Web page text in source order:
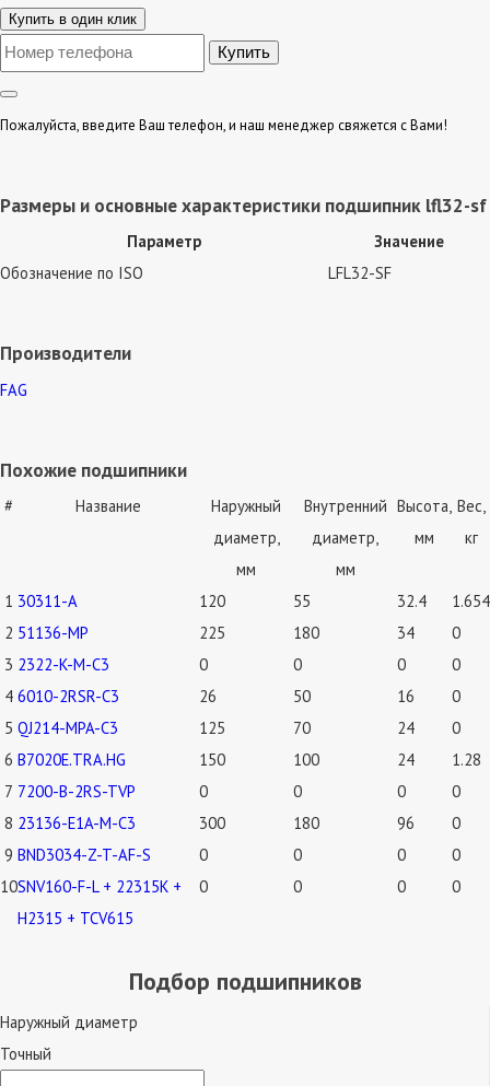
Купить в один клик
Пожалуйста, введите Ваш телефон, и наш менеджер свяжется с Вами!
Размеры и основные характеристики подшипник lfl32-sf
Параметр
Значение
Обозначение по ISO
LFL32-SF
Производители
FAG
Похожие подшипники
# Название
Наружный
диаметр,
мм
Внутренний
диаметр,
мм
Высота,
мм
Вес,
кг
1 30311-A 120 55 32.4
1.654
2 51136-MP 225 180 34
0
3 2322-K-M-C3 0 0 0
0
4 6010-2RSR-C3 26 50 16
0
5 QJ214-MPA-C3 125 70 24
0
6 B7020E.TRA.HG 150 100 24
1.28
7 7200-B-2RS-TVP 0 0 0
0
8 23136-E1A-M-C3 300 180 96
0
9 BND3034-Z-T-AF-S 0 0 0
0
10SNV160-F-L + 22315K +
H2315 + TCV615
0 0 0 0
Подбор подшипников
Наружный диаметр
Точный